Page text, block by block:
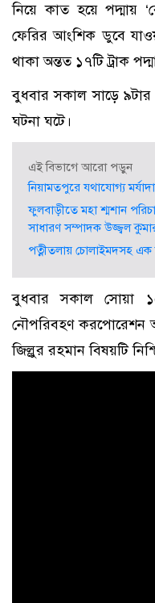
নিয়ে কাত হয়ে পদ্মায়
ফেরির আংশিক ডুবে
থাকা অন্তত ১৭টি ট্রাক
বুধবার সকাল সাড়ে ৯টার
ঘটনা ঘটে।
এই বিভাগে আরো পড়ুন
নিয়ামতপুরে যথাযোগ্য
ফুলবাড়ীতে মহা শ্মশান
সাধারণ সম্পাদক উজ্জ্বল
পত্নীতলায় চোলাইমদসহ
বুধবার সকাল সোয়া
নৌপরিবহণ করপোরেশন
জিল্লুর রহমান বিষয়টি